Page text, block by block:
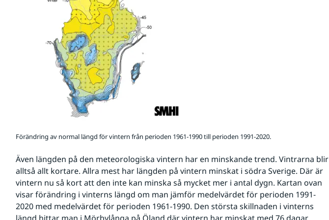
Förändring av normal längd för vintern från perioden 1961-1990 till perioden 1991-2020.
Även längden på den meteorologiska vintern har en minskande trend. Vintrarna blir
alltså allt kortare. Allra mest har längden på vintern minskat i södra Sverige. Där är
vintern nu så kort att den inte kan minska så mycket mer i antal dygn. Kartan ovan
visar förändring i vinterns längd om man jämför medelvärdet för perioden 1991-
2020 med medelvärdet för perioden 1961-1990. Den största skillnaden i vinterns